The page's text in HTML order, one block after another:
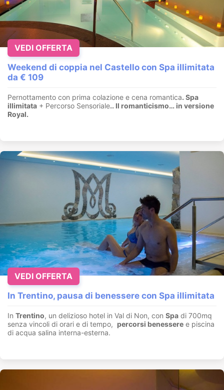
Weekend di coppia nel Castello con Spa illimitata
da € 109
Pernottamento con prima colazione e cena romantica. Spa
illimitata + Percorso Sensoriale.. Il romanticismo… in versione
Royal.
VEDI OFFERTA
In Trentino, pausa di benessere con Spa illimitata
In Trentino, un delizioso hotel in Val di Non, con Spa di 700mq
senza vincoli di orari e di tempo, percorsi benessere e piscina
di acqua salina interna-esterna.
VEDI OFFERTA